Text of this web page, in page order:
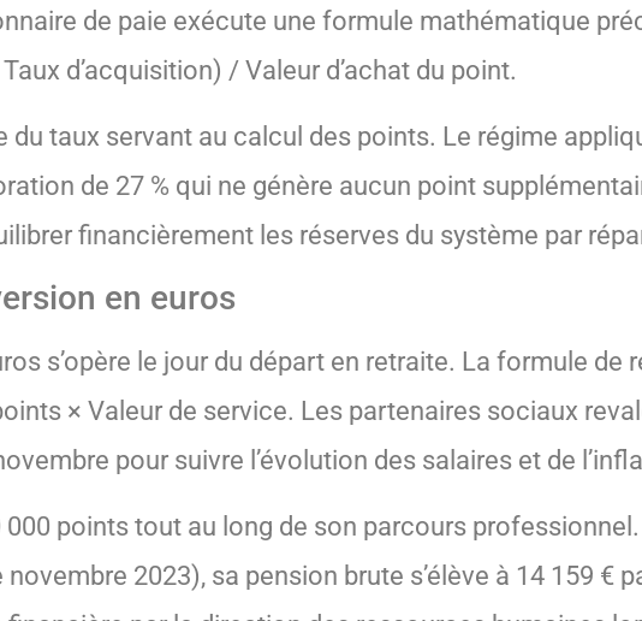
de paie exécute une formule mathématique
d’acquisition) / Valeur d’achat du point.
taux servant au calcul des points. Le régime
de 27 % qui ne génère aucun point
financièrement les réserves du système par
en euros
s’opère le jour du départ en retraite. La formule de
× Valeur de service. Les partenaires sociaux
pour suivre l’évolution des salaires et de
points tout au long de son parcours
2023), sa pension brute s’élève à 14 159 €